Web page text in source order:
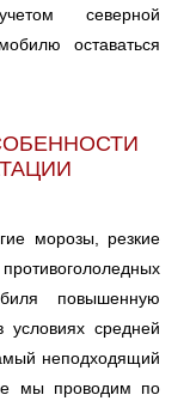
STEPWAY
северной
оставаться
морозы, резкие
повышенную
условиях средней
неподходящий
мы проводим по